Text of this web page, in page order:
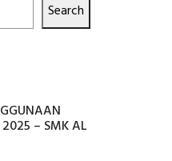
Search
– SMK AL